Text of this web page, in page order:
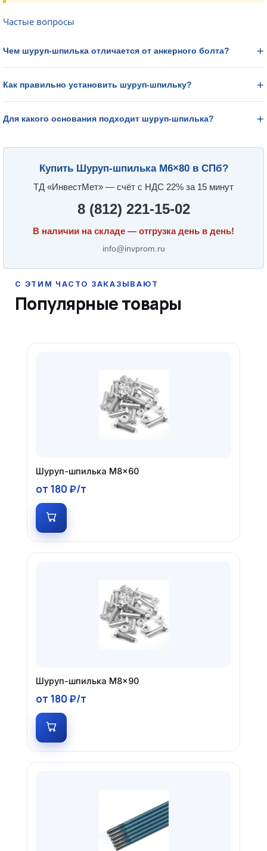
Частые вопросы
Чем шуруп-шпилька отличается от анкерного болта?
Как правильно установить шуруп-шпильку?
Для какого основания подходит шуруп-шпилька?
Купить Шуруп-шпилька М6×80 в СПб?
ТД «ИнвестМет» — счёт с НДС 22% за 15 минут
8 (812) 221-15-02
В наличии на складе — отгрузка день в день!
info@invprom.ru
Популярные товары
Шуруп-шпилька М8×60
от 180 ₽/т
Шуруп-шпилька М8×90
от 180 ₽/т